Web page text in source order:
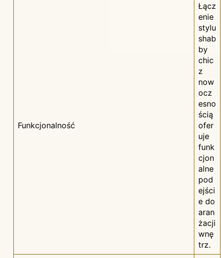
Funkcjonalność
Łącz
enie
stylu
shab
by
chic
z
now
ocz
esno
ścią
ofer
uje
funk
cjon
alne
pod
ejści
e do
aran
żacji
wnę
trz.